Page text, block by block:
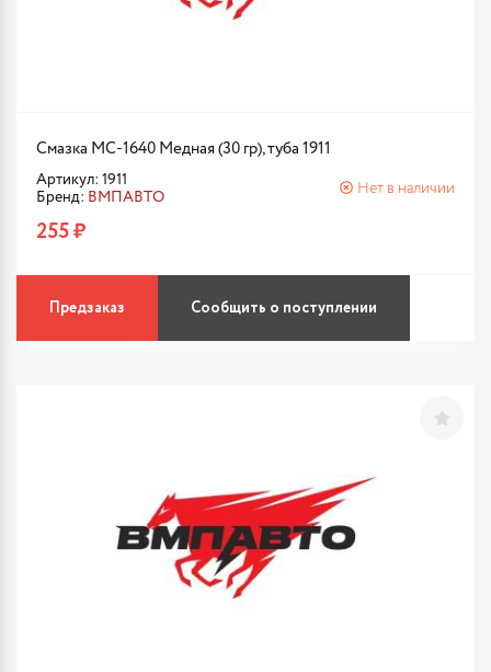
Смазка МС-1640 Медная (30 гр), туба 1911
Артикул: 1911
Бренд: ВМПАВТО
Нет в наличии
255 ₽
Предзаказ Сообщить о поступлении